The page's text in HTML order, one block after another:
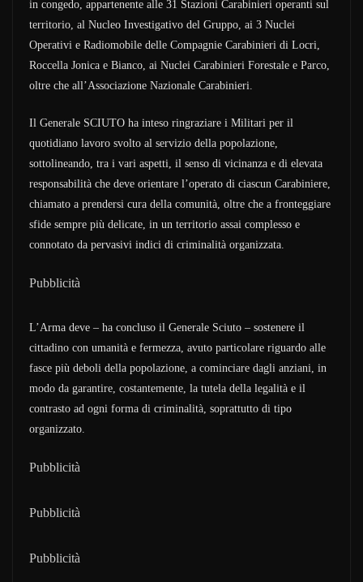
in congedo, appartenente alle 31 Stazioni Carabinieri operanti sul
territorio, al Nucleo Investigativo del Gruppo, ai 3 Nuclei
Operativi e Radiomobile delle Compagnie Carabinieri di Locri,
Roccella Jonica e Bianco, ai Nuclei Carabinieri Forestale e Parco,
oltre che all’Associazione Nazionale Carabinieri.
Il Generale SCIUTO ha inteso ringraziare i Militari per il
quotidiano lavoro svolto al servizio della popolazione,
sottolineando, tra i vari aspetti, il senso di vicinanza e di elevata
responsabilità che deve orientare l’operato di ciascun Carabiniere,
chiamato a prendersi cura della comunità, oltre che a fronteggiare
sfide sempre più delicate, in un territorio assai complesso e
connotato da pervasivi indici di criminalità organizzata.
Pubblicità
L’Arma deve – ha concluso il Generale Sciuto – sostenere il
cittadino con umanità e fermezza, avuto particolare riguardo alle
fasce più deboli della popolazione, a cominciare dagli anziani, in
modo da garantire, costantemente, la tutela della legalità e il
contrasto ad ogni forma di criminalità, soprattutto di tipo
organizzato.
Pubblicità
Pubblicità
Pubblicità